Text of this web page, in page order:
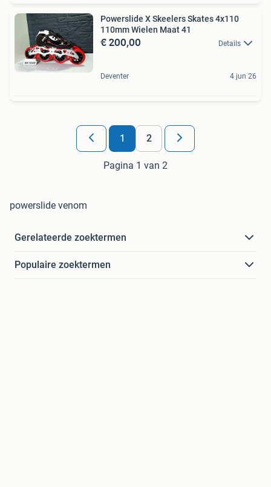
Powerslide X Skeelers Skates 4x110
110mm Wielen Maat 41
€ 200,00 Details
Deventer 4 jun 26
1 2
Pagina 1 van 2
powerslide venom
Gerelateerde zoektermen
Populaire zoektermen